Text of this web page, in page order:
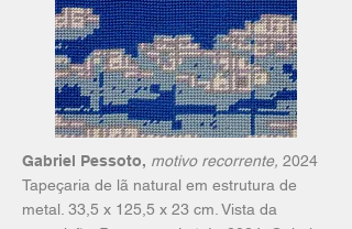
Gabriel Pessoto, motivo recorrente, 2024
Tapeçaria de lã natural em estrutura de
metal. 33,5 x 125,5 x 23 cm. Vista da